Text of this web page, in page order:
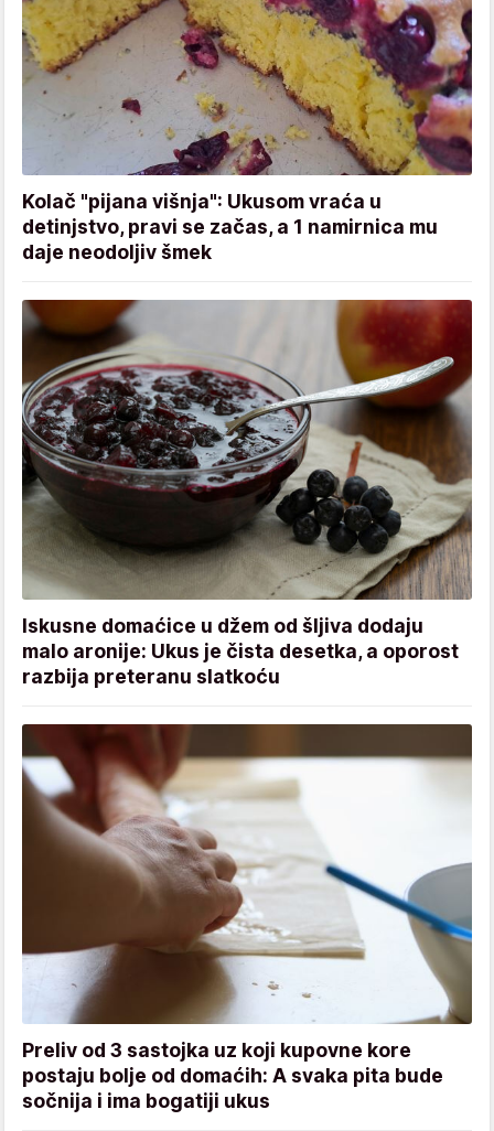
Kolač "pijana višnja": Ukusom vraća u
detinjstvo, pravi se začas, a 1 namirnica mu
daje neodoljiv šmek
Iskusne domaćice u džem od šljiva dodaju
malo aronije: Ukus je čista desetka, a oporost
razbija preteranu slatkoću
Preliv od 3 sastojka uz koji kupovne kore
postaju bolje od domaćih: A svaka pita bude
sočnija i ima bogatiji ukus